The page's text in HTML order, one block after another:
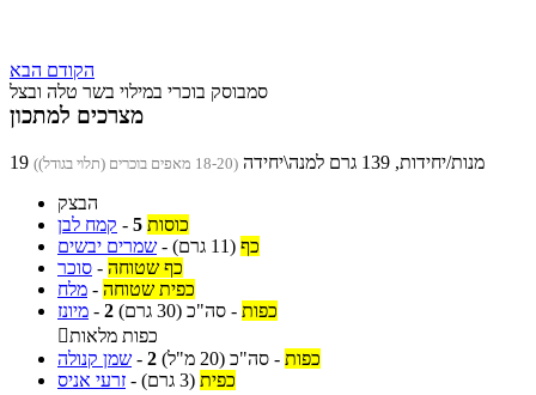
הקודם הבא
סמבוסק בוכרי במילוי בשר טלה ובצל
מצרכים למתכון
19 מנות/יחידות, 139 גרם למנה\יחידה (18-20 מאפים בוכרים (תלוי בגודל))
הבצק
קמח לבן - 5 כוסות
שמרים יבשים - כף (11 גרם)
סוכר - כף שטוחה
מלח - כפית שטוחה
מיונז - 2 כפות - סה"כ (30 גרם)
כפות מלאות
שמן קנולה - 2 כפות - סה"כ (20 מ"ל)
זרעי אניס - כפית (3 גרם)